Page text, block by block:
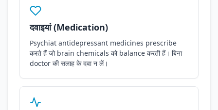
दवाइयां (Medication)
Psychiat antidepressant medicines prescribe
करते हैं जो brain chemicals को balance करती हैं। बिना
doctor की सलाह के दवा न लें।